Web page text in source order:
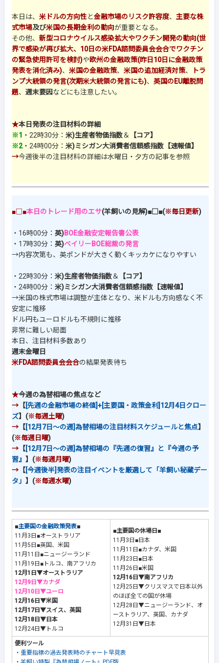
本日は、 米ドルの方向性と金融市場のリスク許容度、 主要な株
式市場及び米国の長期金利の動向が重要となる。
その他、 新型コロナウイルス感染拡大やワクチン開発の動向(世
界で感染が再び拡大、10日の米FDA諮問委員会会合でワクチン
の緊急使用許可を検討)や欧州の金融政策(昨日10日に金融政策
発表を消化済み)、 米国の金融政策、 米国の追加経済対策、
トラ
ンプ大統領の発言(次期米大統領の発言にも)、 英国のEU離脱問
題、 週末要因などにも注意したい。
★本日発表の注目材料の詳細
※1 ・22時30分： 米)生産者物価指数＆
【コア】
※2・24時00分： 米)ミシガン大消費者信頼感指数【速報値】
→今週後半の注目材料の詳細は水曜日・夕方の記事を参照
■□■本日のトレード用のエサ(羊飼いの見解)■□■(※毎日更新)
・16時00分： 英)BOE金融安定報告書公表
・17時30分： 英)ベイリーBOE総裁の発言
→内容次第も、英ポンドが大きく動くキッカケになりやすい
・22時30分： 米)生産者物価指数＆
【コア】
・24時00分： 米)ミシガン大消費者信頼感指数【速報値】
→米国の株式市場は調整が主体となり、米ドルも方向感なく不
安定に推移
ドル円もユーロドルも不規則に推移
非常に難しい局面
本日、注目材料多数あり
週末金曜日
米FDA諮問委員会会合の結果発表待ち
★今週の為替相場の焦点など
→ 【[先週の金融市場の終値]+[主要国・政策金利]12月4日クロー
ズ】(※毎週土曜)
→ 【[12月7日～の週]為替相場の注目材料スケジュールと焦点】
(※毎週日曜)
→ 【[12月7日～の週]為替相場の『先週の復習』と『今週の予
習』 】(※毎週月曜)
→ 【[今週後半]発表の注目イベントを厳選して「羊飼い秘蔵デー
タ」 】(※毎週水曜)
■主要国の金融政策発表■
11月3日■オーストラリア
11月5日■英国、米国
11月11日■ニュージーランド
11月19日■トルコ、南アフリカ
12月1日▼オーストラリア
12月9日▼カナダ
12月10日▼ユーロ
12月16日▼米国
12月17日▼スイス、英国
12月18日▼日本
12月24日▼トルコ
■主要国の休場日■
11月3日■日本
11月11日■カナダ、米国
11月23日■日本
11月26日■米国
12月16日▼南アフリカ
12月25日▼クリスマスで日本以外
のほぼ全ての国が休場
12月28日▼ニュージーランド、オ
ーストラリア、英国、カナダ
12月31日▼日本
便利ツール
・ 重要指標の過去発表時のチャート早見表